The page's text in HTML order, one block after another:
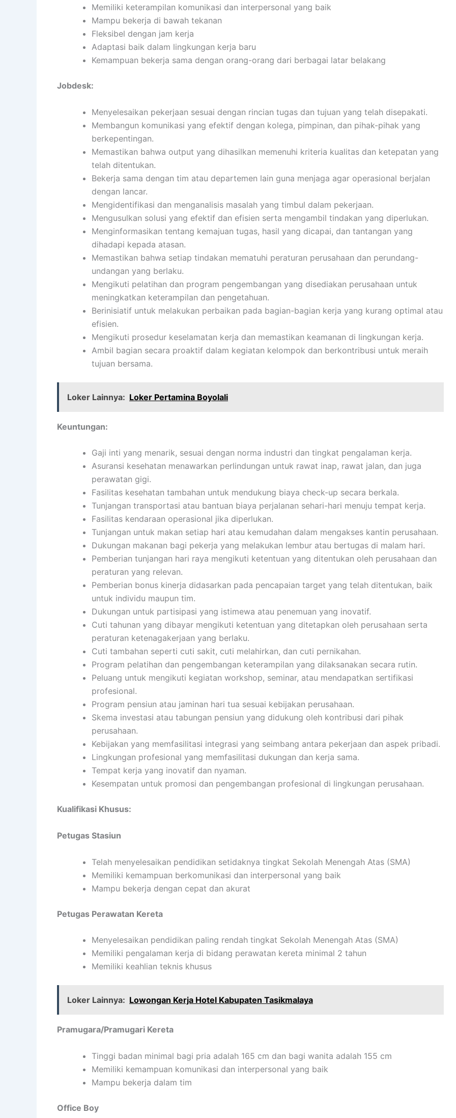
Memiliki keterampilan komunikasi dan interpersonal yang baik
Mampu bekerja di bawah tekanan
Fleksibel dengan jam kerja
Adaptasi baik dalam lingkungan kerja baru
Kemampuan bekerja sama dengan orang-orang dari berbagai latar belakang
Jobdesk:
Menyelesaikan pekerjaan sesuai dengan rincian tugas dan tujuan yang telah disepakati.
Membangun komunikasi yang efektif dengan kolega, pimpinan, dan pihak-pihak yang
berkepentingan.
Memastikan bahwa output yang dihasilkan memenuhi kriteria kualitas dan ketepatan yang
telah ditentukan.
Bekerja sama dengan tim atau departemen lain guna menjaga agar operasional berjalan
dengan lancar.
Mengidentifikasi dan menganalisis masalah yang timbul dalam pekerjaan.
Mengusulkan solusi yang efektif dan efisien serta mengambil tindakan yang diperlukan.
Menginformasikan tentang kemajuan tugas, hasil yang dicapai, dan tantangan yang
dihadapi kepada atasan.
Memastikan bahwa setiap tindakan mematuhi peraturan perusahaan dan perundang-
undangan yang berlaku.
Mengikuti pelatihan dan program pengembangan yang disediakan perusahaan untuk
meningkatkan keterampilan dan pengetahuan.
Berinisiatif untuk melakukan perbaikan pada bagian-bagian kerja yang kurang optimal atau
efisien.
Mengikuti prosedur keselamatan kerja dan memastikan keamanan di lingkungan kerja.
Ambil bagian secara proaktif dalam kegiatan kelompok dan berkontribusi untuk meraih
tujuan bersama.
Loker Lainnya: Loker Pertamina Boyolali
Keuntungan:
Gaji inti yang menarik, sesuai dengan norma industri dan tingkat pengalaman kerja.
Asuransi kesehatan menawarkan perlindungan untuk rawat inap, rawat jalan, dan juga
perawatan gigi.
Fasilitas kesehatan tambahan untuk mendukung biaya check-up secara berkala.
Tunjangan transportasi atau bantuan biaya perjalanan sehari-hari menuju tempat kerja.
Fasilitas kendaraan operasional jika diperlukan.
Tunjangan untuk makan setiap hari atau kemudahan dalam mengakses kantin perusahaan.
Dukungan makanan bagi pekerja yang melakukan lembur atau bertugas di malam hari.
Pemberian tunjangan hari raya mengikuti ketentuan yang ditentukan oleh perusahaan dan
peraturan yang relevan.
Pemberian bonus kinerja didasarkan pada pencapaian target yang telah ditentukan, baik
untuk individu maupun tim.
Dukungan untuk partisipasi yang istimewa atau penemuan yang inovatif.
Cuti tahunan yang dibayar mengikuti ketentuan yang ditetapkan oleh perusahaan serta
peraturan ketenagakerjaan yang berlaku.
Cuti tambahan seperti cuti sakit, cuti melahirkan, dan cuti pernikahan.
Program pelatihan dan pengembangan keterampilan yang dilaksanakan secara rutin.
Peluang untuk mengikuti kegiatan workshop, seminar, atau mendapatkan sertifikasi
profesional.
Program pensiun atau jaminan hari tua sesuai kebijakan perusahaan.
Skema investasi atau tabungan pensiun yang didukung oleh kontribusi dari pihak
perusahaan.
Kebijakan yang memfasilitasi integrasi yang seimbang antara pekerjaan dan aspek pribadi.
Lingkungan profesional yang memfasilitasi dukungan dan kerja sama.
Tempat kerja yang inovatif dan nyaman.
Kesempatan untuk promosi dan pengembangan profesional di lingkungan perusahaan.
Kualifikasi Khusus:
Petugas Stasiun
Telah menyelesaikan pendidikan setidaknya tingkat Sekolah Menengah Atas (SMA)
Memiliki kemampuan berkomunikasi dan interpersonal yang baik
Mampu bekerja dengan cepat dan akurat
Petugas Perawatan Kereta
Menyelesaikan pendidikan paling rendah tingkat Sekolah Menengah Atas (SMA)
Memiliki pengalaman kerja di bidang perawatan kereta minimal 2 tahun
Memiliki keahlian teknis khusus
Loker Lainnya: Lowongan Kerja Hotel Kabupaten Tasikmalaya
Pramugara/Pramugari Kereta
Tinggi badan minimal bagi pria adalah 165 cm dan bagi wanita adalah 155 cm
Memiliki kemampuan komunikasi dan interpersonal yang baik
Mampu bekerja dalam tim
Office Boy